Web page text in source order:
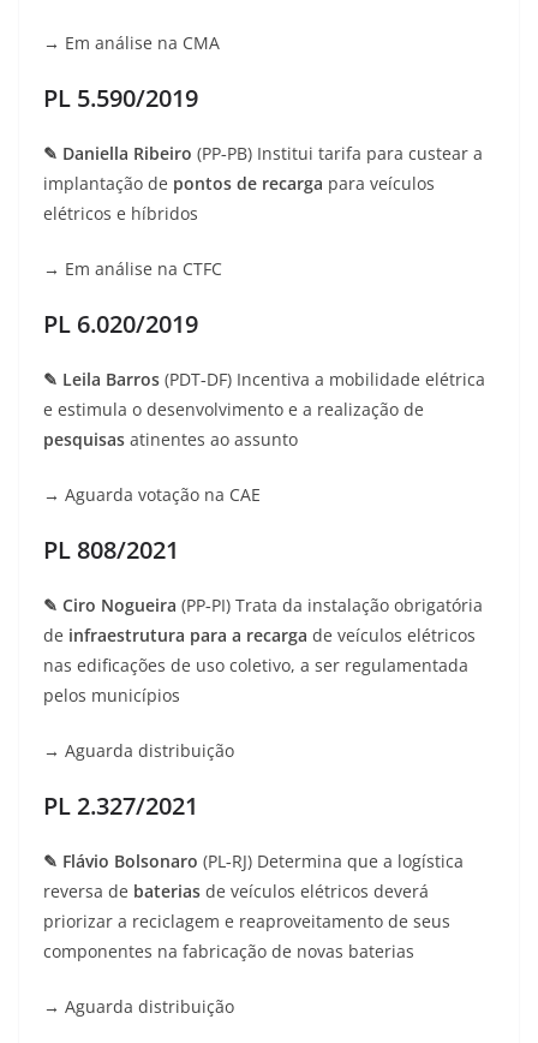
→ Em análise na CMA
PL 5.590/2019
✎ Daniella Ribeiro (PP‑PB) Institui tarifa para custear a
implantação de pontos de recarga para veículos
elétricos e híbridos
→ Em análise na CTFC
PL 6.020/2019
✎ Leila Barros (PDT‑DF) Incentiva a mobilidade elétrica
e estimula o desenvolvimento e a realização de
pesquisas atinentes ao assunto
→ Aguarda votação na CAE
PL 808/2021
✎ Ciro Nogueira (PP‑PI) Trata da instalação obrigatória
de infraestrutura para a recarga de veículos elétricos
nas edificações de uso coletivo, a ser regulamentada
pelos municípios
→ Aguarda distribuição
PL 2.327/2021
✎ Flávio Bolsonaro (PL‑RJ) Determina que a logística
reversa de baterias de veículos elétricos deverá
priorizar a reciclagem e reaproveitamento de seus
componentes na fabricação de novas baterias
→ Aguarda distribuição